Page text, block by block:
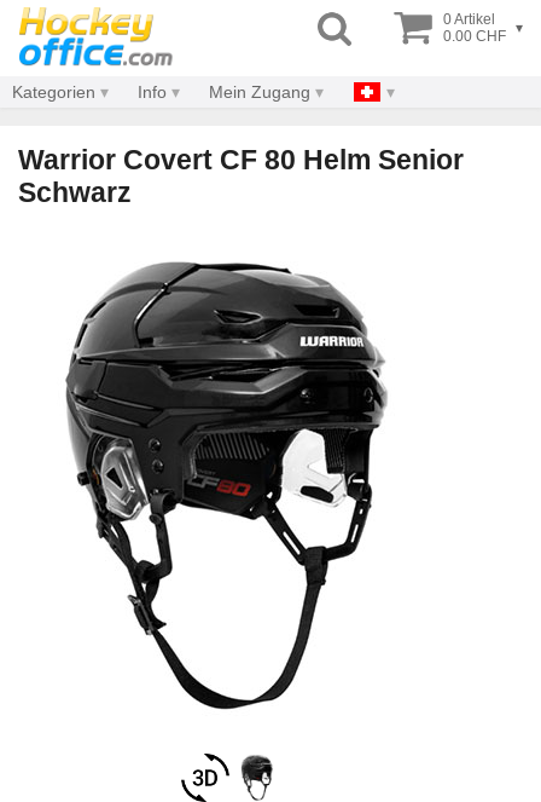
0 Artikel
0.00 CHF ▾
Kategorien Info Mein Zugang
Warrior Covert CF 80 Helm Senior
Schwarz